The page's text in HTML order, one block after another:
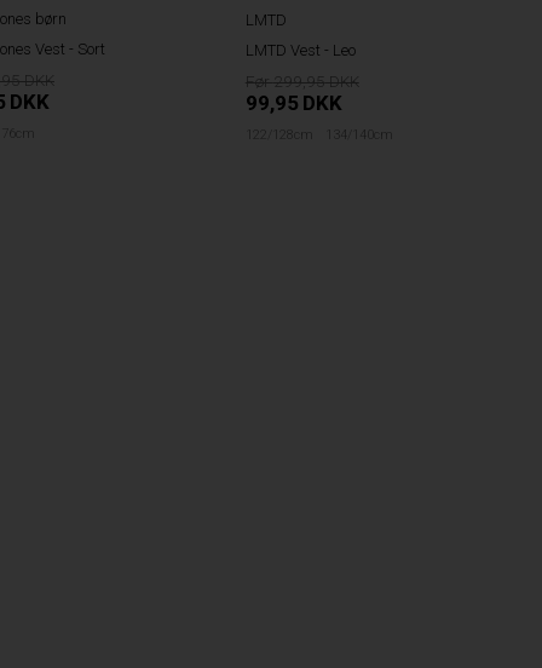
børn
Vest - Sort
DKK
176cm
LMTD
LMTD Vest - Leo
299,95
99,95 DKK
122/128cm 134/140cm